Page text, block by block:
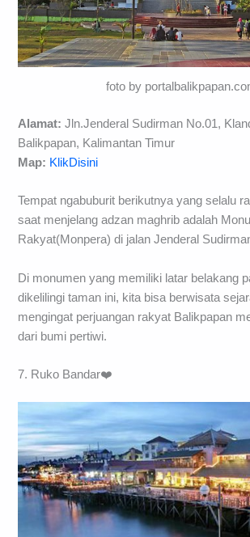
foto by
Alamat: Jln.Jenderal Sudirman No.01,
Balikpapan, Kalimantan Timur
Map: KlikDisini
Tempat ngabuburit berikutnya yang selalu
saat menjelang adzan maghrib adalah
Rakyat(Monpera) di jalan Jenderal
Di monumen yang memiliki latar belakang
dikelilingi taman ini, kita bisa berwisata
mengingat perjuangan rakyat Balikpapan
dari bumi pertiwi.
7. Ruko Bandar❤️